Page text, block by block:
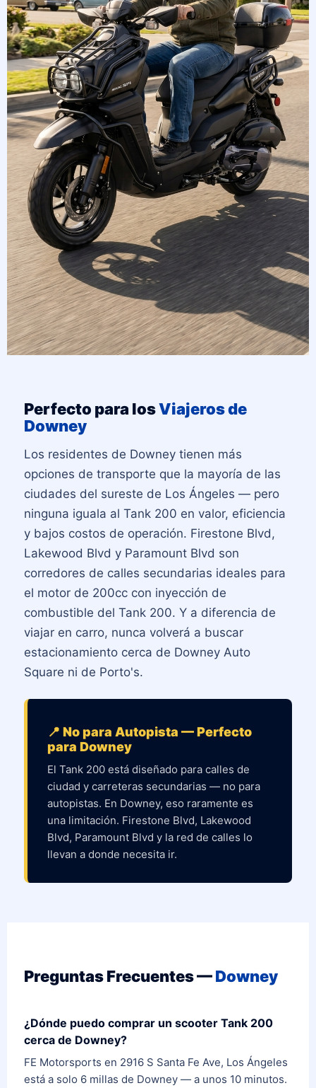
Perfecto para losViajeros de
Downey
Los residentes de Downey tienen más
opciones de transporte que la mayoría de las
ciudades del sureste de Los Ángeles — pero
ninguna iguala al Tank 200 en valor, eficiencia
y bajos costos de operación. Firestone Blvd,
Lakewood Blvd y Paramount Blvd son
corredores de calles secundarias ideales para
el motor de 200cc con inyección de
combustible del Tank 200. Y a diferencia de
viajar en carro, nunca volverá a buscar
estacionamiento cerca de Downey Auto
Square ni de Porto's.
📍 No para Autopista — Perfecto
para Downey
El Tank 200 está diseñado para calles de
ciudad y carreteras secundarias — no para
autopistas. En Downey, eso raramente es
una limitación. Firestone Blvd, Lakewood
Blvd, Paramount Blvd y la red de calles lo
llevan a donde necesita ir.
Preguntas Frecuentes —Downey
¿Dónde puedo comprar un scooter Tank 200
cerca de Downey?
FE Motorsports en 2916 S Santa Fe Ave, Los Ángeles
está a solo 6 millas de Downey — a unos 10 minutos.